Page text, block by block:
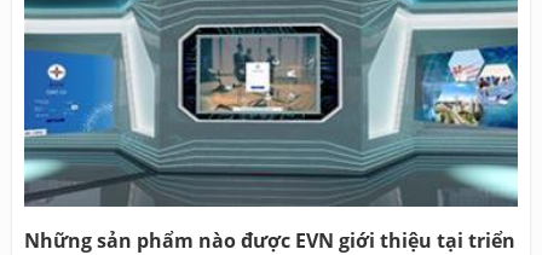
Những sản phẩm nào được EVN giới thiệu tại triển